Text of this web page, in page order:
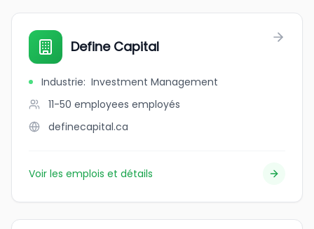
Define Capital
Industrie: Investment Management
11-50 employees employés
definecapital.ca
Voir les emplois et détails